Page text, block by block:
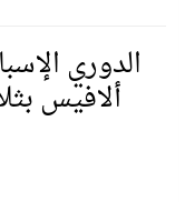
الدوري
ألافيس